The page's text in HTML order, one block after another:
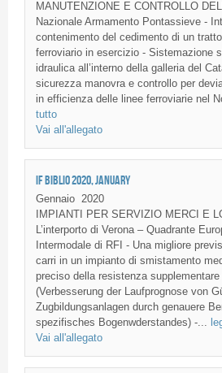
MANUTENZIONE E CONTROLLO
Nazionale Armamento Pontassieve -
contenimento del cedimento di un
ferroviario in esercizio - Sistemazione
idraulica all’interno della galleria del
sicurezza manovra e controllo per
in efficienza delle linee ferroviarie nel
tutto
Vai all'allegato
IF BIBLIO 2020, JANUARY
Gennaio 2020
IMPIANTI PER SERVIZIO MERCI E
L’interporto di Verona – Quadrante
Intermodale di RFI - Una migliore
carri in un impianto di smistamento
preciso della resistenza
(Verbesserung der Laufprognose von
Zugbildungsanlagen durch genauere
spezifisches Bogenwderstandes) -...
Vai all'allegato